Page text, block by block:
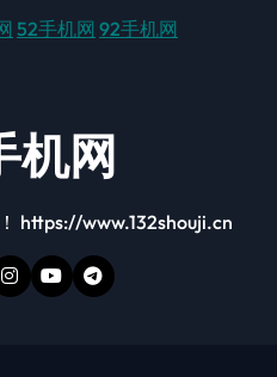
52手机网 92手机网
机网
https://www.132shouji.cn